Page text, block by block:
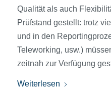
Qualität als auch
Prüfstand gestellt: trotz
und in den
Teleworking, usw.)
zeitnah zur Verfügung
Weiterlesen